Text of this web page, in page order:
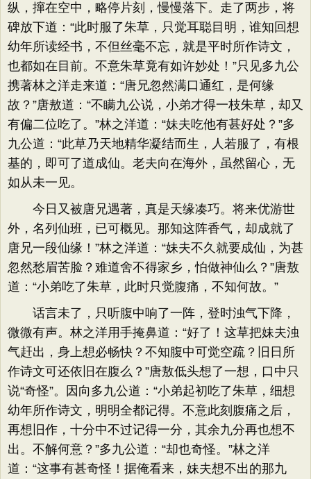
纵，撺在空中，略停片刻，慢慢落下。走了两步，将
碑放下道：“此时服了朱草，只觉耳聪目明，谁知回想
幼年所读经书，不但丝毫不忘，就是平时所作诗文，
也都如在目前。不意朱草竟有如许妙处！”只见多九公
携著林之洋走来道：“唐兄忽然满口通红，是何缘
故？”唐敖道：“不瞒九公说，小弟才得一枝朱草，却又
有偏二位吃了。”林之洋道：“妹夫吃他有甚好处？”多
九公道：“此草乃天地精华凝结而生，人若服了，有根
基的，即可了道成仙。老夫向在海外，虽然留心，无
如从未一见。
今日又被唐兄遇著，真是天缘凑巧。将来优游世
外，名列仙班，已可概见。那知这阵香气，却成就了
唐兄一段仙缘！”林之洋道：“妹夫不久就要成仙，为甚
忽然愁眉苦脸？难道舍不得家乡，怕做神仙么？”唐敖
道：“小弟吃了朱草，此时只觉腹痛，不知何故。”
话言未了，只听腹中响了一阵，登时浊气下降，
微微有声。林之洋用手掩鼻道：“好了！这草把妹夫浊
气赶出，身上想必畅快？不知腹中可觉空疏？旧日所
作诗文可还依旧在腹么？”唐敖低头想了一想，口中只
说“奇怪”。因向多九公道：“小弟起初吃了朱草，细想
幼年所作诗文，明明全都记得。不意此刻腹痛之后，
再想旧作，十分中不过记得一分，其余九分再也想不
出。不解何意？”多九公道：“却也奇怪。”林之洋
道：“这事有甚奇怪！据俺看来，妹夫想不出的那九